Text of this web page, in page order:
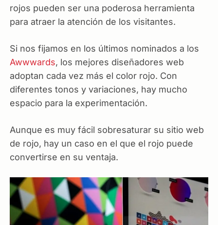
rojos pueden ser una poderosa herramienta
para atraer la atención de los visitantes.
Si nos fijamos en los últimos nominados a los
Awwwards, los mejores diseñadores web
adoptan cada vez más el color rojo. Con
diferentes tonos y variaciones, hay mucho
espacio para la experimentación.
Aunque es muy fácil sobresaturar su sitio web
de rojo, hay un caso en el que el rojo puede
convertirse en su ventaja.